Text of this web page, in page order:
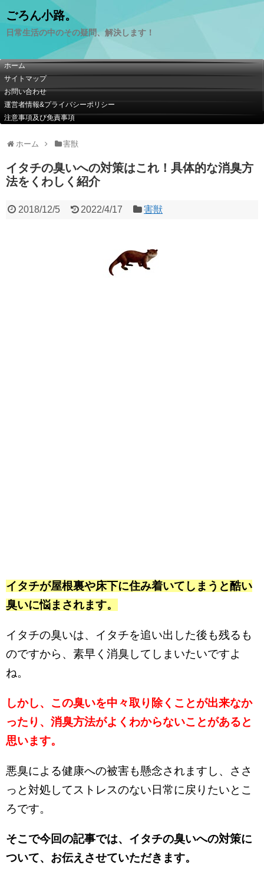
ごろん小路。
日常生活の中のその疑問、解決します！
ホーム
サイトマップ
お問い合わせ
運営者情報&プライバシーポリシー
注意事項及び免責事項
ホーム 害獣
イタチの臭いへの対策はこれ！具体的な消臭方
法をくわしく紹介
2018/12/5 2022/4/17 害獣
イタチが屋根裏や床下に住み着いてしまうと酷い
臭いに悩まされます。
イタチの臭いは、イタチを追い出した後も残るも
のですから、素早く消臭してしまいたいですよ
ね。
しかし、この臭いを中々取り除くことが出来なか
ったり、消臭方法がよくわからないことがあると
思います。
悪臭による健康への被害も懸念されますし、ささ
っと対処してストレスのない日常に戻りたいとこ
ろです。
そこで今回の記事では、イタチの臭いへの対策に
ついて、お伝えさせていただきます。